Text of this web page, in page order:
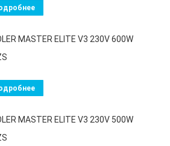
MASTER ELITE V3 230V 600W
MASTER ELITE V3 230V 500W